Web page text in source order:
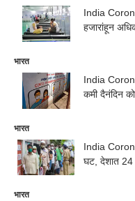
India
हजारांहून
भारत
India
कमी दैनंदिन
भारत
India
घट, देशात 24
भारत